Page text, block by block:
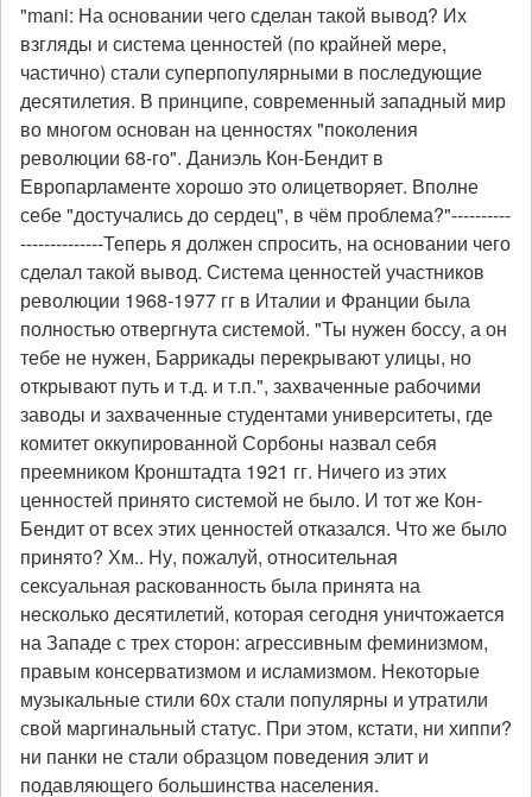
"mani: На основании чего сделан такой вывод? Их
взгляды и система ценностей (по крайней мере,
частично) стали суперпопулярными в последующие
десятилетия. В принципе, современный западный мир
во многом основан на ценностях "поколения
революции 68-го". Даниэль Кон-Бендит в
Европарламенте хорошо это олицетворяет. Вполне
себе "достучались до сердец", в чём проблема?"----------
--------------Теперь я должен спросить, на основании чего
сделал такой вывод. Система ценностей участников
революции 1968-1977 гг в Италии и Франции была
полностью отвергнута системой. "Ты нужен боссу, а он
тебе не нужен, Баррикады перекрывают улицы, но
открывают путь и т.д. и т.п.", захваченные рабочими
заводы и захваченные студентами университеты, где
комитет оккупированной Сорбоны назвал себя
преемником Кронштадта 1921 гг. Ничего из этих
ценностей принято системой не было. И тот же Кон-
Бендит от всех этих ценностей отказался. Что же было
принято? Хм.. Ну, пожалуй, относительная
сексуальная раскованность была принята на
несколько десятилетий, которая сегодня уничтожается
на Западе с трех сторон: агрессивным феминизмом,
правым консерватизмом и исламизмом. Некоторые
музыкальные стили 60х стали популярны и утратили
свой маргинальный статус. При этом, кстати, ни хиппи?
ни панки не стали образцом поведения элит и
подавляющего большинства населения.